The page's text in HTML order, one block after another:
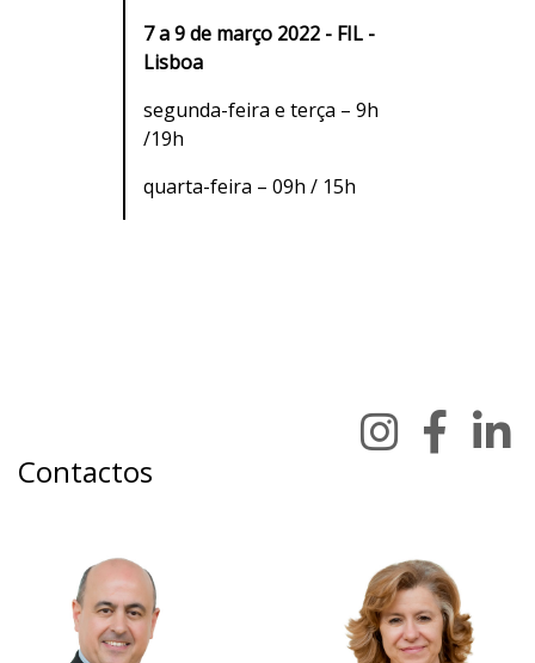
7 a 9 de março 2022 - FIL -
Lisboa
segunda-feira e terça – 9h
/19h
quarta-feira – 09h / 15h
Contactos